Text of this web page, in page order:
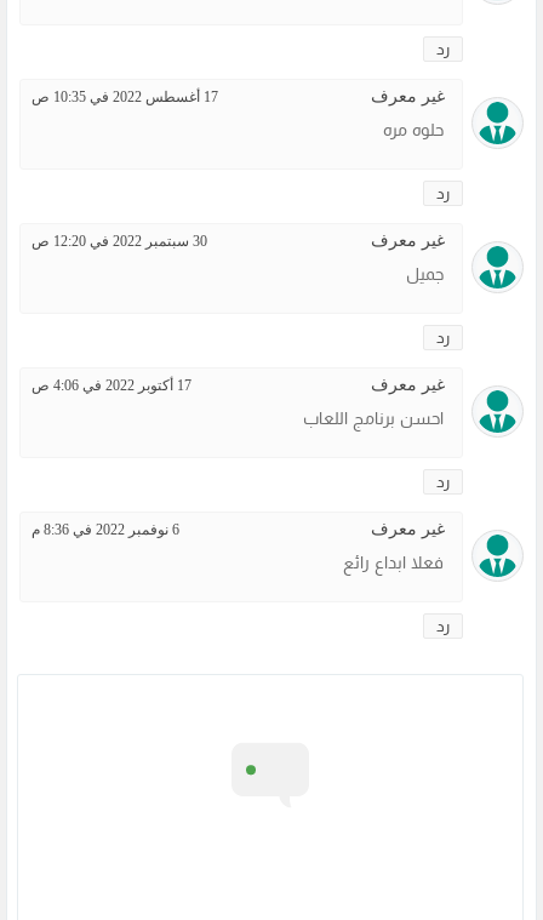
رد
غير معرف 17 أغسطس 2022 في 10:35 ص
حلوه مره
رد
غير معرف 30 سبتمبر 2022 في 12:20 ص
جميل
رد
غير معرف 17 أكتوبر 2022 في 4:06 ص
احسن برنامج اللعاب
رد
غير معرف 6 نوفمبر 2022 في 8:36 م
فعلا ابداع رائع
رد